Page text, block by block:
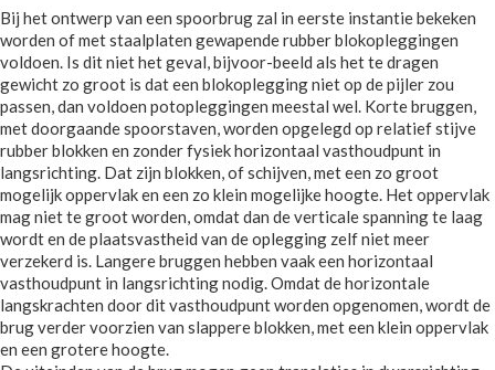
Bij het ontwerp van een spoorbrug zal in eerste instantie bekeken
worden of met staalplaten gewapende rubber blokopleggingen
voldoen. Is dit niet het geval, bijvoor-beeld als het te dragen
gewicht zo groot is dat een blokoplegging niet op de pijler zou
passen, dan voldoen potopleggingen meestal wel. Korte bruggen,
met doorgaande spoorstaven, worden opgelegd op relatief stijve
rubber blokken en zonder fysiek horizontaal vasthoudpunt in
langsrichting. Dat zijn blokken, of schijven, met een zo groot
mogelijk oppervlak en een zo klein mogelijke hoogte. Het oppervlak
mag niet te groot worden, omdat dan de verticale spanning te laag
wordt en de plaatsvastheid van de oplegging zelf niet meer
verzekerd is. Langere bruggen hebben vaak een horizontaal
vasthoudpunt in langsrichting nodig. Omdat de horizontale
langskrachten door dit vasthoudpunt worden opgenomen, wordt de
brug verder voorzien van slappere blokken, met een klein oppervlak
en een grotere hoogte.